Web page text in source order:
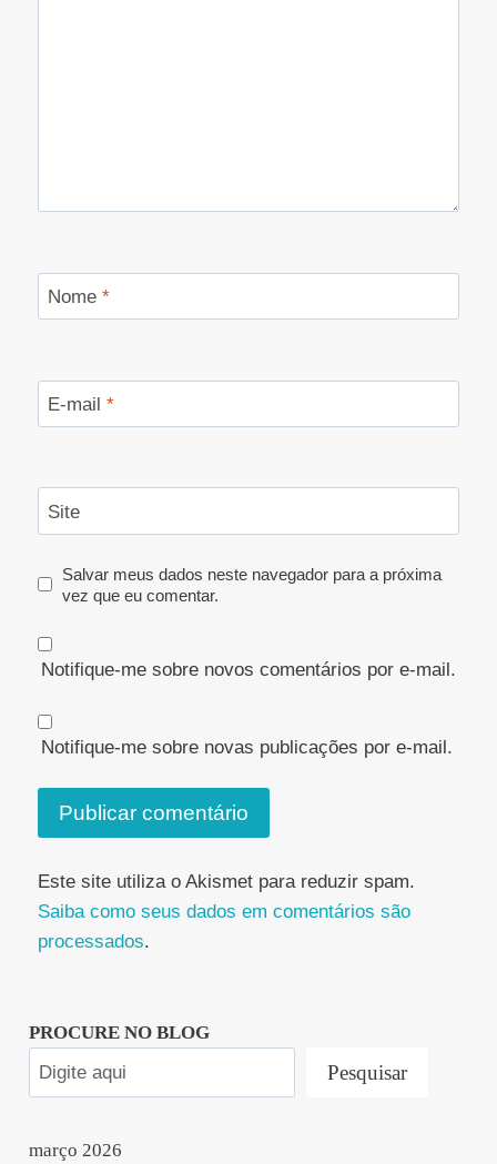
Nome *
E-mail *
Site
Salvar meus dados neste navegador para a próxima
vez que eu comentar.
Notifique-me sobre novos comentários por e-mail.
Notifique-me sobre novas publicações por e-mail.
Este site utiliza o Akismet para reduzir spam.
Saiba como seus dados em comentários são
processados.
PROCURE NO BLOG
Pesquisar
março 2026